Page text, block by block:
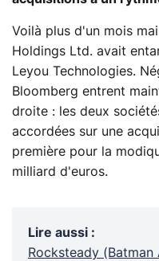
Voilà plus d'un mois
Holdings Ltd. avait
Leyou Technologies.
Bloomberg entrent
droite : les deux
accordées sur une
première pour la
milliard d'euros.
Lire aussi :
Rocksteady